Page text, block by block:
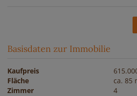
Basisdaten zur Immobilie
Kaufpreis
Fläche
ca. 85
Zimmer 4